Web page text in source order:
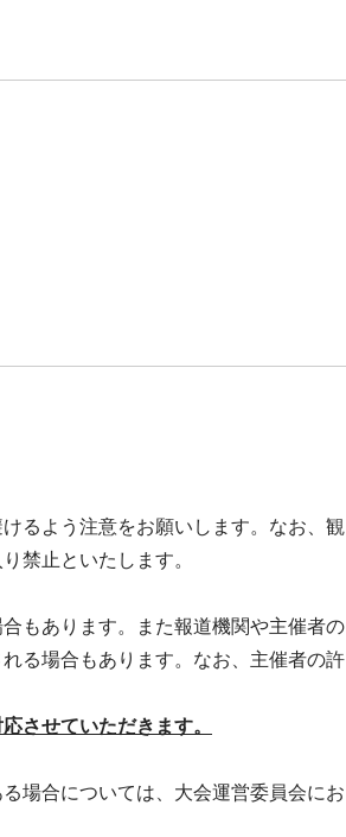
るよう注意をお願いします。なお、観
禁止といたします。
もあります。また報道機関や主催者の
る場合もあります。なお、主催者の許
させていただきます。
場合については、大会運営委員会にお